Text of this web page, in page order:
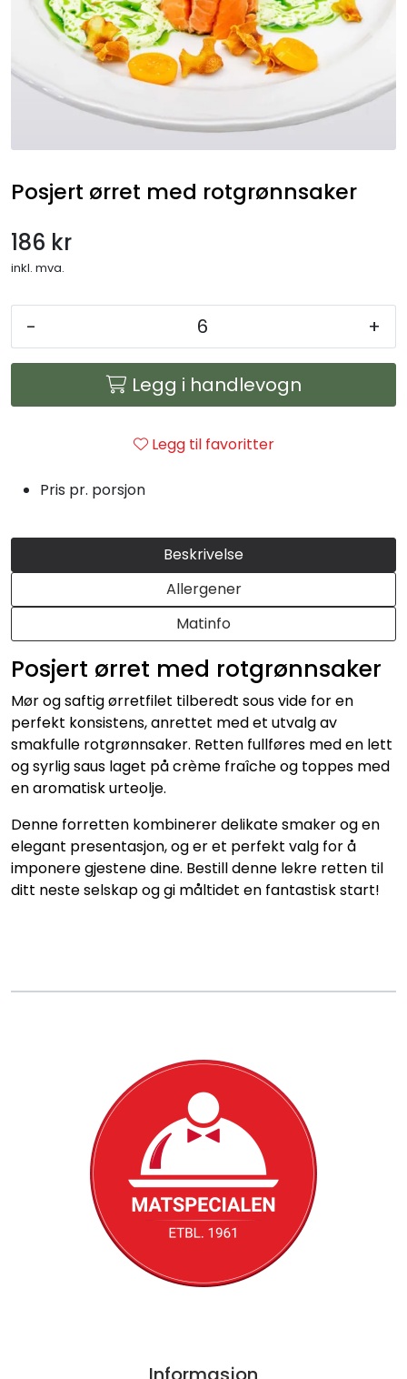
Posjert ørret med rotgrønnsaker
186 kr
inkl. mva.
- +
Legg i handlevogn
Legg til favoritter
Pris pr. porsjon
Beskrivelse
Allergener
Matinfo
Posjert ørret med rotgrønnsaker
Mør og saftig ørretfilet tilberedt sous vide for en
perfekt konsistens, anrettet med et utvalg av
smakfulle rotgrønnsaker. Retten fullføres med en lett
og syrlig saus laget på crème fraîche og toppes med
en aromatisk urteolje.
Denne forretten kombinerer delikate smaker og en
elegant presentasjon, og er et perfekt valg for å
imponere gjestene dine. Bestill denne lekre retten til
ditt neste selskap og gi måltidet en fantastisk start!
Gryteretter
Overtidsmat
Koldtbord
Selskapsmeny
Ferdigretter
Utleie
Konfirmasjon
Minnestund
Påsmurt
Konditori
Tapas